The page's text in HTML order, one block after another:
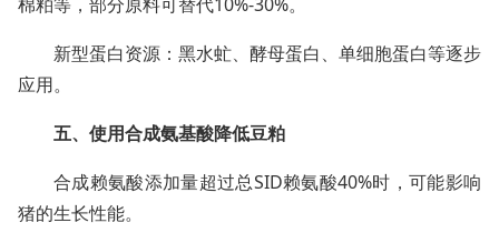
棉粕等，部分原料可替代10%-30%。
新型蛋白资源：黑水虻、酵母蛋白、单细胞蛋白等逐步
应用。
五、使用合成氨基酸降低豆粕
合成赖氨酸添加量超过总SID赖氨酸40%时，可能影响
猪的生长性能。